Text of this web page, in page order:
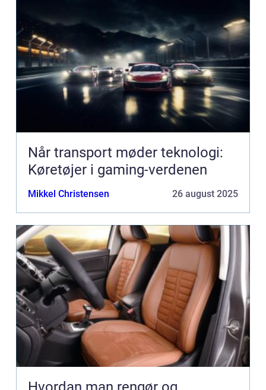
Når transport møder teknologi:
Køretøjer i gaming-verdenen
Mikkel Christensen 26 august 2025